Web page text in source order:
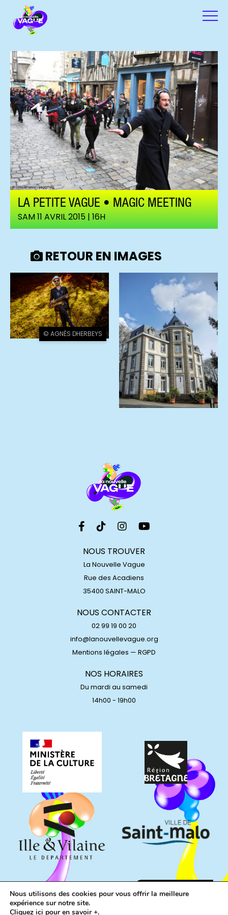
LA PETITE VAGUE • MAGIC MEETING
SAM 11 AVRIL 2015 | 16H
RETOUR EN IMAGES
© AGNÈS DHERBEYS
NOUS TROUVER
La Nouvelle Vague
Rue des Acadiens
35400 SAINT-MALO
NOUS CONTACTER
02 99 19 00 20
info@lanouvellevague.org
Mentions légales — RGPD
NOS HORAIRES
Du mardi au samedi
14h00 - 19h00
Nous utilisons des cookies pour vous offrir la meilleure
expérience sur notre site.
Cliquez ici pour en savoir +.